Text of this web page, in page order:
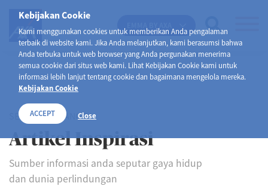
Kebijakan Cookie
Kami menggunakan cookies untuk memberikan Anda pengalaman
terbaik di website kami. Jika Anda melanjutkan, kami berasumsi bahwa
Anda terbuka untuk web browser yang Anda pergunakan menerima
semua cookie dari situs web kami. Lihat Kebijakan Cookie kami untuk
informasi lebih lanjut tentang cookie dan bagaimana mengelola mereka.
Kebijakan Cookie
ACCEPT Close
SELAMAT DATANG DI
Artikel Inspirasi
Sumber informasi anda seputar gaya hidup
dan dunia perlindungan